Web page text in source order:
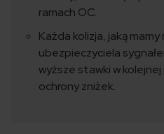
ramach OC.
Każda kolizja, jaką
ubezpieczyciela
wyższe stawki w
ochrony zniżek.